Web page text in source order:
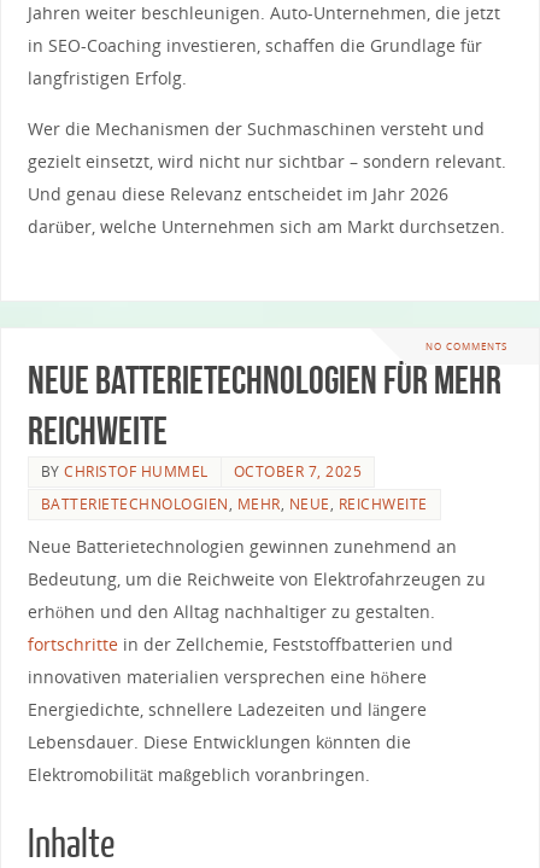
Jahren weiter beschleunigen. Auto-Unternehmen, die jetzt
in SEO-Coaching investieren, schaffen die Grundlage für
langfristigen Erfolg.
Wer die Mechanismen der Suchmaschinen versteht und
gezielt einsetzt, wird nicht nur sichtbar – sondern relevant.
Und genau diese Relevanz entscheidet im Jahr 2026
darüber, welche Unternehmen sich am Markt durchsetzen.
NO COMMENTS
Neue Batterietechnologien für mehr
Reichweite
BYCHRISTOF HUMMEL
OCTOBER 7, 2025
BATTERIETECHNOLOGIEN, MEHR, NEUE, REICHWEITE
Neue Batterietechnologien gewinnen zunehmend⁣ an
Bedeutung, um ⁣die Reichweite​ von Elektrofahrzeugen zu‍
erhöhen und den Alltag nachhaltiger‌ zu gestalten.
fortschritte‌ in der Zellchemie, Feststoffbatterien und
innovativen‌ materialien versprechen eine⁣ höhere
Energiedichte, schnellere Ladezeiten ⁣und ​längere
‌Lebensdauer.​ Diese Entwicklungen könnten die
Elektromobilität maßgeblich⁤ voranbringen.
Inhalte